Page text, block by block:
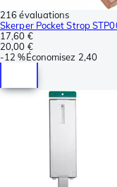
216 évaluations
Skerper Pocket Strop
17,60 €
20,00 €
-12 %Économisez 2,40